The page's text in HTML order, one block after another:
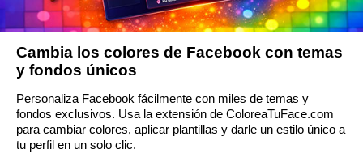
Cambia los colores de Facebook con temas
y fondos únicos
Personaliza Facebook fácilmente con miles de temas y
fondos exclusivos. Usa la extensión de ColoreaTuFace.com
para cambiar colores, aplicar plantillas y darle un estilo único a
tu perfil en un solo clic.